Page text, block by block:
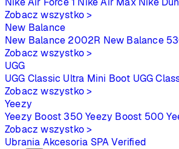
Zobacz wszystko >
New Balance
New Balance 2002R New Balance
Zobacz wszystko >
UGG
UGG Classic Ultra Mini Boot UGG
Zobacz wszystko >
Yeezy
Yeezy Boost 350 Yeezy Boost 500
Zobacz wszystko >
Ubrania Akcesoria SPAVerified